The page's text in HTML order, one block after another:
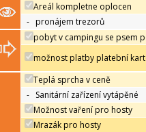
Areál kompletne oplocen
- pronájem trezorů
pobyt v campingu se psem
možnost platby platební
Teplá sprcha v ceně
- Sanitární zařízení vytápěné
Možnost vaření pro hosty
Mrazák pro hosty